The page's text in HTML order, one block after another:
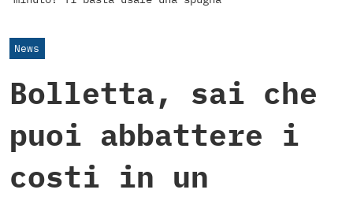
News
Bolletta, sai che
puoi abbattere i
costi in un